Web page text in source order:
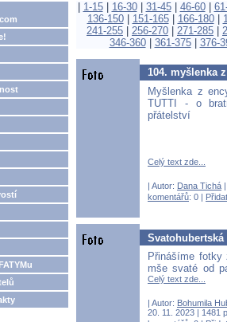
1-15| 16-30| 31-45| 46-60|
136-150| 151-165| 166-180|
241-255
256-270 271-285
346-360| 361-375| 376-
104. myšlenka
Myšlenka z
TUTTI - o
přátelství
Celý text zde...
| Autor: Dana Tichá
komentářů: 0 |
Svatohubertská
Přinášíme fotky
mše svaté od
Celý text zde...
| Autor: Bohumila
20. 11. 2023 | 1481